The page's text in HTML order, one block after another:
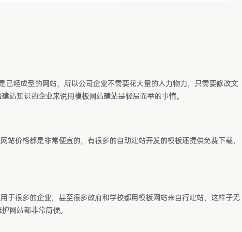
已经成型的网站，所以公司企业不需要花大量的人力物力，只需要修改文
站知识的企业来说用模板网站建站是轻易而举的事情。
站价格都是非常便宜的，有很多的自助建站开发的模板还提供免费下载，
于很多的企业，甚至很多政府和学校都用模板网站来自行建站，这样子无
网站都非常简便。